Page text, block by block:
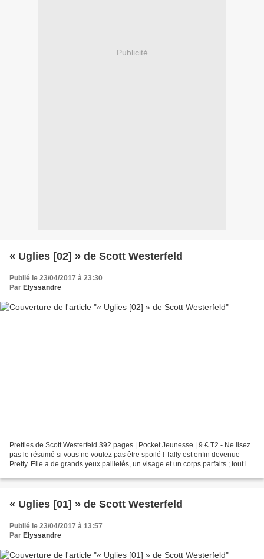
Publicité
« Uglies [02] » de Scott Westerfeld
Publié le 23/04/2017 à 23:30
Par Elyssandre
Pretties de Scott Westerfeld 392 pages | Pocket Jeunesse | 9 € T2 - Ne lisez
pas le résumé si vous ne voulez pas être spoilé ! Tally est enfin devenue
Pretty. Elle a de grands yeux pailletés, un visage et un corps parfaits ; tout le
« Uglies [01] » de Scott Westerfeld
Publié le 23/04/2017 à 13:57
Par Elyssandre